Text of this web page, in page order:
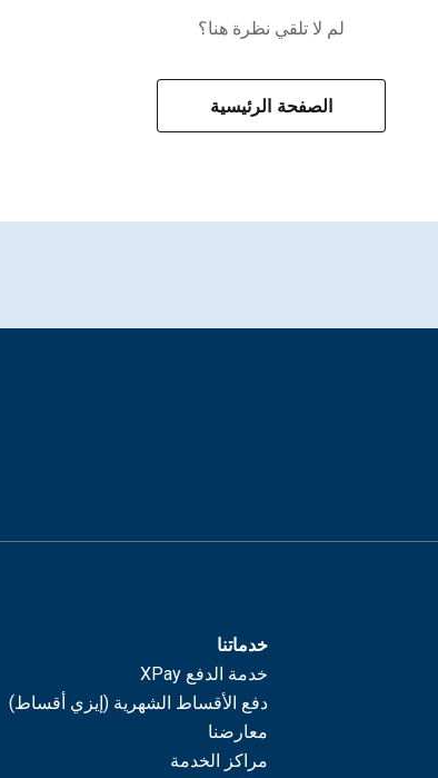
لم لا تلقي نظرة هنا؟
الصفحة الرئيسية
خدماتنا
خدمة الدفع XPay
دفع الأقساط الشهرية (إيزي أقساط)
معارضنا
مراكز الخدمة